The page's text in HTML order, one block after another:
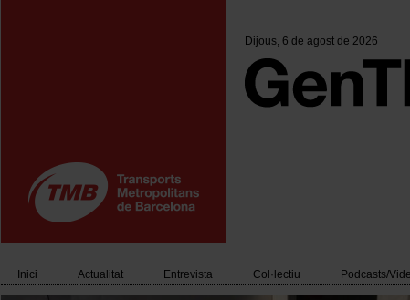
Dijous, 6 de agost de 2026
Main
Inici Actualitat Entrevista Col·lectiu Podcasts/